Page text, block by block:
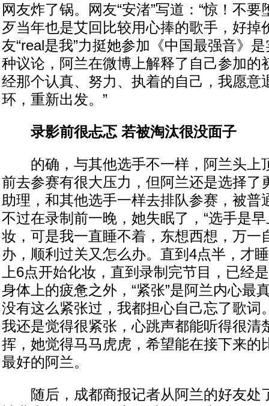
网友炸了锅。网友“安渚”写道：“惊！不
歹当年也是艾回比较用心捧的歌手，好掉
友“real是我”力挺她参加《中国最强音》
种议论，阿兰在微博上解释了自己参加的
经那个认真、努力、执着的自己，我愿意
环，重新出发。”
录影前很忐忑 若被淘汰很没面子
的确，与其他选手不一样，阿兰头上
前去参赛有很大压力，但阿兰还是选择了
助理，和其他选手一样去排队参赛，被普
不过在录制前一晚，她失眠了，“选手是
妆，可是我一直睡不着，东想西想，万一
办，顺利过关又怎么办。直到4点半，才
上6点开始化妆，直到录制完节目，已经
身体上的疲惫之外，“紧张”是阿兰内心最
没有这么紧张过，我都担心自己忘了歌词
我还是觉得很紧张，心跳声都能听得很清
挥，她觉得马马虎虎，希望能在接下来的
最好的阿兰。
随后，成都商报记者从阿兰的好友处